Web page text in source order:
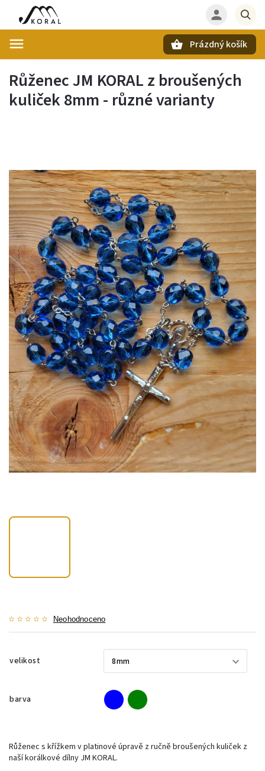
Prázdný košík
Růženec JM KORAL z broušených
kuliček 8mm - různé varianty
Neohodnoceno
velikost
barva
Růženec s křížkem v platinové úpravě z ručně broušených kuliček z
naší korálkové dílny JM KORAL.